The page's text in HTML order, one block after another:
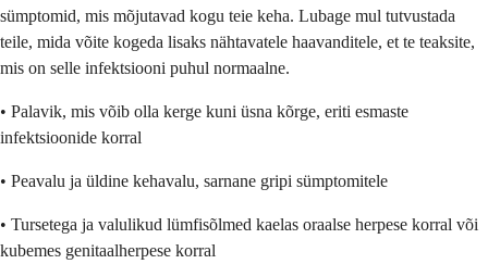
sümptomid, mis mõjutavad kogu teie keha. Lubage mul tutvustada
teile, mida võite kogeda lisaks nähtavatele haavanditele, et te teaksite,
mis on selle infektsiooni puhul normaalne.
• Palavik, mis võib olla kerge kuni üsna kõrge, eriti esmaste
infektsioonide korral
• Peavalu ja üldine kehavalu, sarnane gripi sümptomitele
• Tursetega ja valulikud lümfisõlmed kaelas oraalse herpese korral või
kubemes genitaalherpese korral